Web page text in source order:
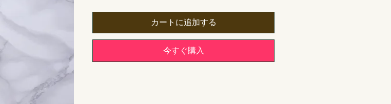
カートに追加する
今すぐ購入